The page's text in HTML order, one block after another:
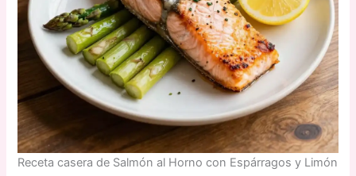
Receta casera de Salmón al Horno con Espárragos y Limón